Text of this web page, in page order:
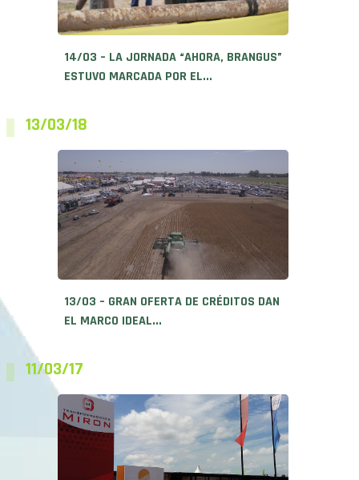
14/03 – LA JORNADA “AHORA, BRANGUS”
ESTUVO MARCADA POR EL...
13/03/18
13/03 – GRAN OFERTA DE CRÉDITOS DAN
EL MARCO IDEAL...
11/03/17